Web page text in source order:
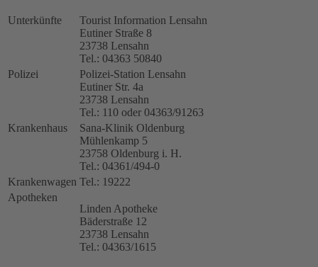
Unterkünfte
Tourist Information Lensahn
Eutiner Straße 8
23738 Lensahn
Tel.: 04363 50840
Polizei
Polizei-Station Lensahn
Eutiner Str. 4a
23738 Lensahn
Tel.: 110 oder 04363/91263
Krankenhaus
Sana-Klinik Oldenburg
Mühlenkamp 5
23758 Oldenburg i. H.
Tel.: 04361/494-0
Krankenwagen Tel.: 19222
Apotheken
Linden Apotheke
Bäderstraße 12
23738 Lensahn
Tel.: 04363/1615